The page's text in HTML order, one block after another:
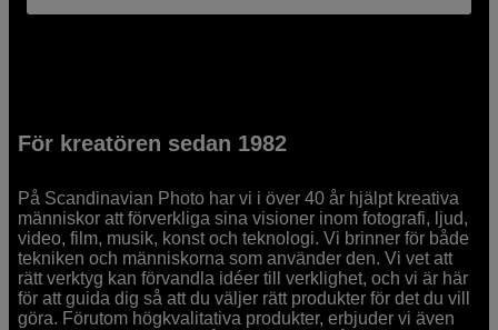
För kreatören sedan 1982
På Scandinavian Photo har vi i över 40 år hjälpt kreativa
människor att förverkliga sina visioner inom fotografi, ljud,
video, film, musik, konst och teknologi. Vi brinner för både
tekniken och människorna som använder den. Vi vet att
rätt verktyg kan förvandla idéer till verklighet, och vi är här
för att guida dig så att du väljer rätt produkter för det du vill
göra. Förutom högkvalitativa produkter, erbjuder vi även